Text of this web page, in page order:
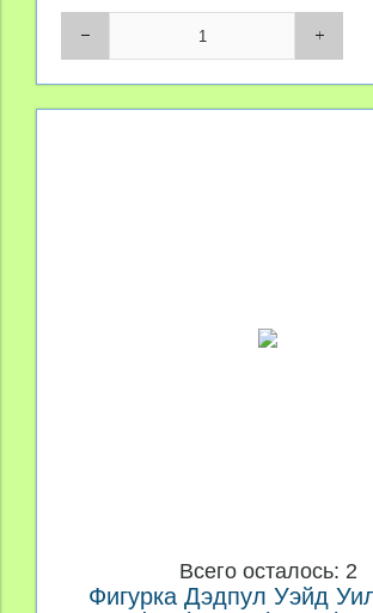
Всего осталось: 2
Фигурка Дэдпул Уэйд